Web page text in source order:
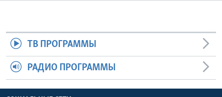
ТВ ПРОГРАММЫ
РАДИО ПРОГРАММЫ